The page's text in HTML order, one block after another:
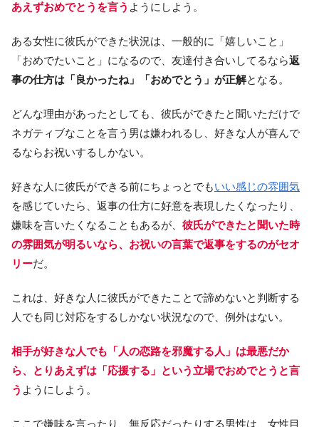
あえずおめでとうを言う ようにしよう。
ある女性に彼氏ができた状況は、一般的に「嬉しいこと」
「おめでたいこと」になるので、友達付き合いしてるなら返
事の仕方は「良かったね」「おめでとう」が正解となる。
どんな理由があったとしても、彼氏ができたと聞いただけで
ネガティブなことを言う男は嫌われるし、好きな人が喜んで
るならお祝いするしかない。
好きな人に彼氏ができる前にちょっとでもいい感じの雰囲気
を感じていたら、返事の仕方に好意を表現したくなったり、
嫌味を言いたくなることもあるが、 彼氏ができたと聞いた時
の雰囲気が明るいなら、お祝いの言葉で返事をするのがセオ
リーだ。
これは、好きな人に彼氏ができたことで諦めないと判断する
人でも同じ対応をするしかない状況なので、例外はない。
相手が好きな人でも「人の恋路を邪魔する人」は最悪だか
ら、とりあえずは「応援する」という立場でおめでとうと言
う ようにしよう。
ここで嫌味を言ったり、無反応だったりする男性は、女性目